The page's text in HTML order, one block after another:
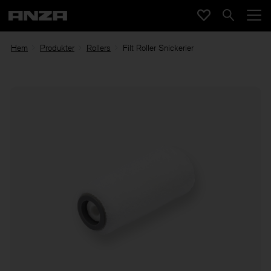
Hem Produkter Rollers Filt Roller Snickerier